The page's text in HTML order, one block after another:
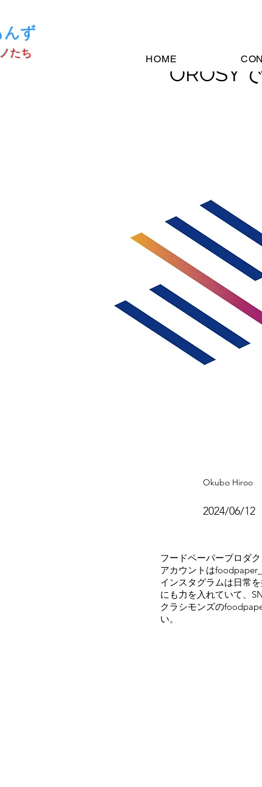
OROSY
Okubo Hiroo
2024/06/12
フードペーパープロダ
アカウントは
インスタグラムは日常
にも力を入れていて、
クラシモンズの
い。
HOME
ず
たち